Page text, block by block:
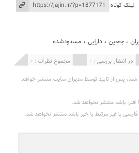
لینک کوتاه
،ججین ،دارایی ، مسدودشده
مجموع نظرات : 0 در انتظار بررسی : 0
پس از تایید توسط مدیران سایت منتشر خواهد
باشد منتشر نخواهد شد.
فارسی یا غیر مرتبط با خبر باشد منتشر نخواهد شد.